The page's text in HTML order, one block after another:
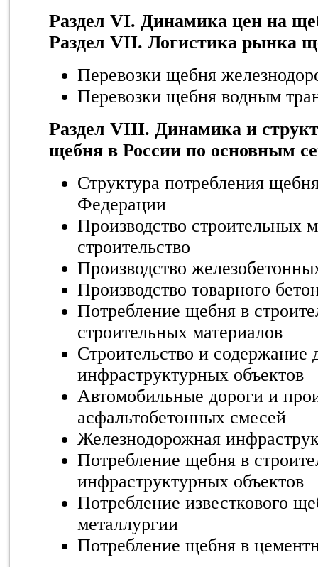
Раздел VI. Динамика цен на
Раздел VII. Логистика рынка
Перевозки щебня
Перевозки щебня водным
Раздел VIII. Динамика и
щебня в России по основным
Структура потребления
Федерации
Производство строительных
строительство
Производство
Производство товарного
Потребление щебня в
строительных материалов
Строительство и
инфраструктурных объектов
Автомобильные дороги и
асфальтобетонных смесей
Железнодорожная
Потребление щебня в
инфраструктурных объектов
Потребление известкового
металлургии
Потребление щебня в